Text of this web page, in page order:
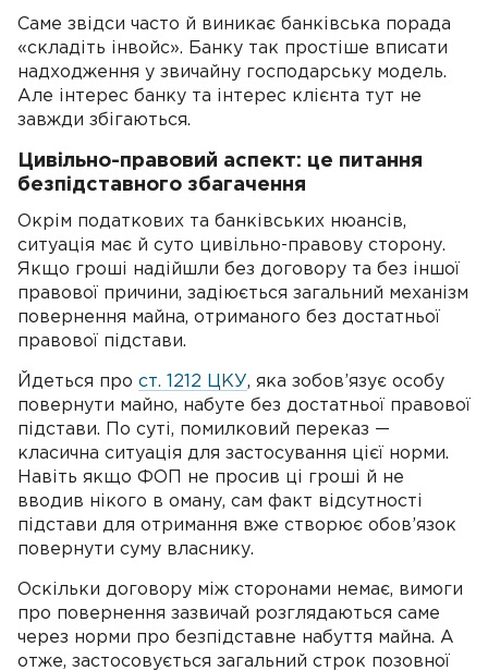
Саме звідси часто й виникає банківська порада
«складіть інвойс». Банку так простіше вписати
надходження у звичайну господарську модель.
Але інтерес банку та інтерес клієнта тут не
завжди збігаються.
Цивільно-правовий аспект: це питання
безпідставного збагачення
Окрім податкових та банківських нюансів,
ситуація має й суто цивільно-правову сторону.
Якщо гроші надійшли без договору та без іншої
правової причини, задіюється загальний механізм
повернення майна, отриманого без достатньої
правової підстави.
Йдеться про ст. 1212 ЦКУ, яка зобов’язує особу
повернути майно, набуте без достатньої правової
підстави. По суті, помилковий переказ —
класична ситуація для застосування цієї норми.
Навіть якщо ФОП не просив ці гроші й не
вводив нікого в оману, сам факт відсутності
підстави для отримання вже створює обов’язок
повернути суму власнику.
Оскільки договору між сторонами немає, вимоги
про повернення зазвичай розглядаються саме
через норми про безпідставне набуття майна. А
отже, застосовується загальний строк позовної